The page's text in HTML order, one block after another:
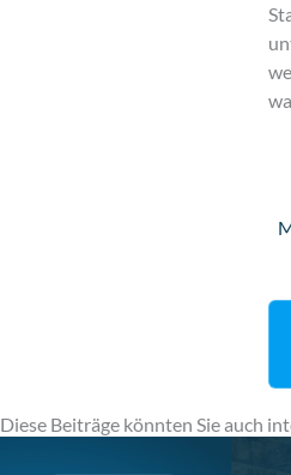
Diese Beiträge könnten Sie auch